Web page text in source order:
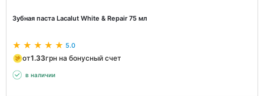
Зубная паста Lacalut White & Repair 75 мл
5.0
от1.33грн на бонусный счет
в наличии